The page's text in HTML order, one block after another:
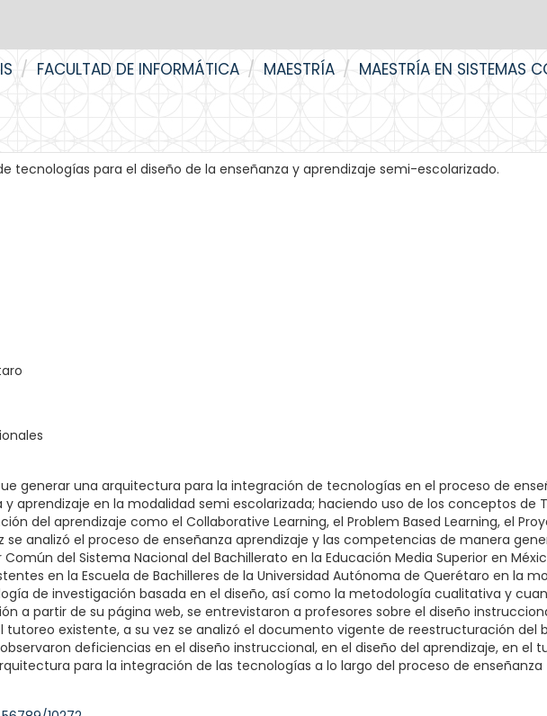
FACULTAD DE INFORMÁTICA MAESTRÍA MAESTRÍA EN SISTEMAS
tecnologías para el diseño de la enseñanza y aprendizaje semi-escolarizado.
generar una arquitectura para la integración de tecnologías en el proceso de
aprendizaje en la modalidad semi escolarizada; haciendo uso de los conceptos de
del aprendizaje como el Collaborative Learning, el Problem Based Learning, el
se analizó el proceso de enseñanza aprendizaje y las competencias de manera
del Sistema Nacional del Bachillerato en la Educación Media Superior en
en la Escuela de Bachilleres de la Universidad Autónoma de Querétaro en la
de investigación basada en el diseño, así como la metodología cualitativa y
a partir de su página web, se entrevistaron a profesores sobre el diseño
tutoreo existente, a su vez se analizó el documento vigente de reestructuración del
deficiencias en el diseño instruccional, en el diseño del aprendizaje, en el
para la integración de las tecnologías a lo largo del proceso de